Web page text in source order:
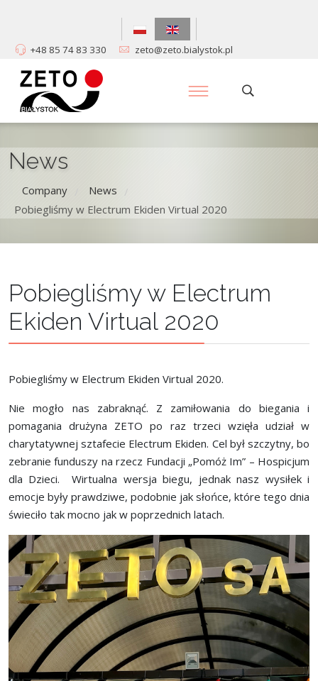
+48 85 74 83 330 zeto@zeto.bialystok.pl
News
Company News /
Pobiegliśmy w Electrum Ekiden Virtual 2020
Pobiegliśmy w Electrum
Ekiden Virtual 2020
Pobiegliśmy w Electrum Ekiden Virtual 2020.
Nie mogło nas zabraknąć. Z zamiłowania do biegania i
pomagania drużyna ZETO po raz trzeci wzięła udział w
charytatywnej sztafecie Electrum Ekiden. Cel był szczytny, bo
zebranie funduszy na rzecz Fundacji „Pomóż Im” – Hospicjum
dla Dzieci. Wirtualna wersja biegu, jednak nasz wysiłek i
emocje były prawdziwe, podobnie jak słońce, które tego dnia
świeciło tak mocno jak w poprzednich latach.